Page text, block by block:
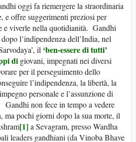
oggi fa riemergere la straordinaria
e offre suggerimenti preziosi per
e viverle nella quotidianità. Gandhi
l’indipendenza dell’India, nel
il ‘ben-essere di tutti’
di giovani, impegnati nei diversi
per il perseguimento dello
l’indipendenza, la libertà, la
personale e l’assunzione di
non fece in tempo a vedere
ma pochi giorni dopo la sua morte, il
[1]a Sevagram, presso Wardha
leaders gandhiani (da Vinoba Bhave